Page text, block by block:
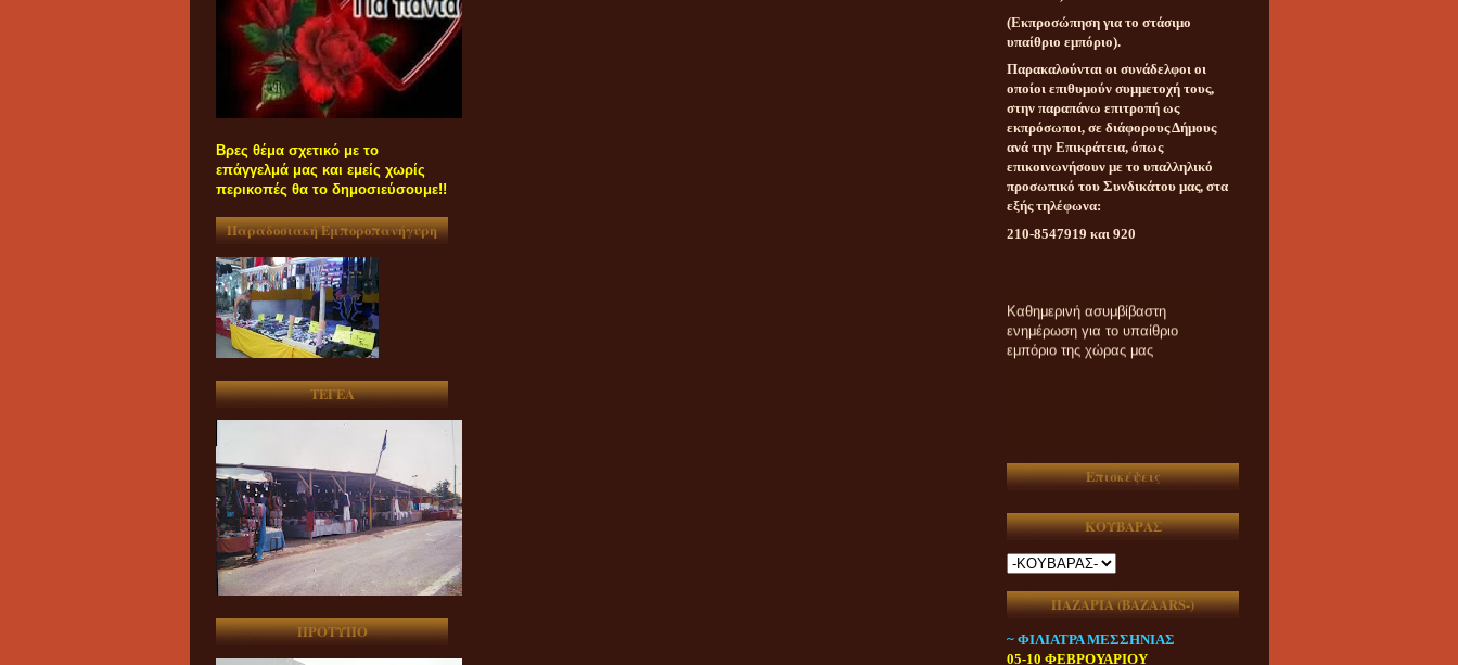
Βρες θέμα σχετικό με το
επάγγελμά μας και εμείς χωρίς
περικοπές θα το δημοσιεύσουμε!!
Παραδοσιακή Εμποροπανήγυρη
ΤΕΓΕΑ
ΠΡΟΤΥΠΟ
(Εκπροσώπηση για το στάσιμο
υπαίθριο εμπόριο).
Παρακαλούνται οι συνάδελφοι οι
οποίοι επιθυμούν συμμετοχή τους,
στην παραπάνω επιτροπή ως
εκπρόσωποι, σε διάφορους Δήμους
ανά την Επικράτεια, όπως
επικοινωνήσουν με το υπαλληλικό
προσωπικό του Συνδικάτου μας, στα
εξής τηλέφωνα:
210-8547919 και 920
ενημέρωση για το υπαίθριο
εμπόριο της χώρας μας
Επισκέψεις
ΚΟΥΒΑΡΑΣ
ΠΑΖΑΡΙΑ (ΒAZAARS-)
~ ΦΙΛΙΑΤΡΑ ΜΕΣΣΗΝΙΑΣ
05-10 ΦΕΒΡΟΥΑΡΙΟΥ